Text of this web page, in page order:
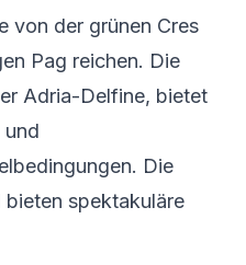
von der grünen Cres
Pag reichen. Die
Adria-Delfine, bietet
Die
spektakuläre